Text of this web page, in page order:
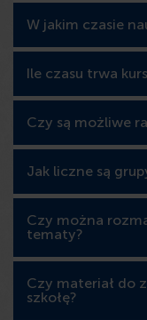
W jakim czasie
Ile czasu trwa
Czy są możliwe
Jak liczne są
Czy można
tematy?
Czy materiał do
szkołę?